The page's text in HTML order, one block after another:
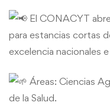
El CONACYT
para estancias cortas
excelencia nacionales
Áreas: Ciencias
de la Salud.